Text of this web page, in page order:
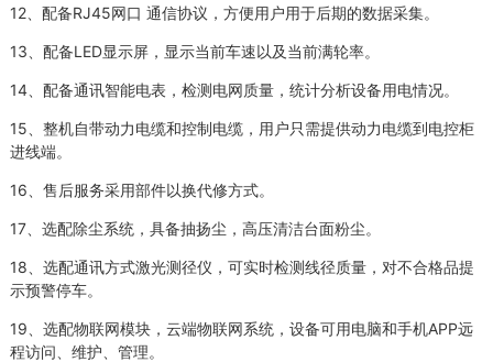
12、配备RJ45网口 通信协议，方便用户用于后期的数据采集。
13、配备LED显示屏，显示当前车速以及当前满轮率。
14、配备通讯智能电表，检测电网质量，统计分析设备用电情况。
15、整机自带动力电缆和控制电缆，用户只需提供动力电缆到电控柜
进线端。
16、售后服务采用部件以换代修方式。
17、选配除尘系统，具备抽扬尘，高压清洁台面粉尘。
18、选配通讯方式激光测径仪，可实时检测线径质量，对不合格品提
示预警停车。
19、选配物联网模块，云端物联网系统，设备可用电脑和手机APP远
程访问、维护、管理。